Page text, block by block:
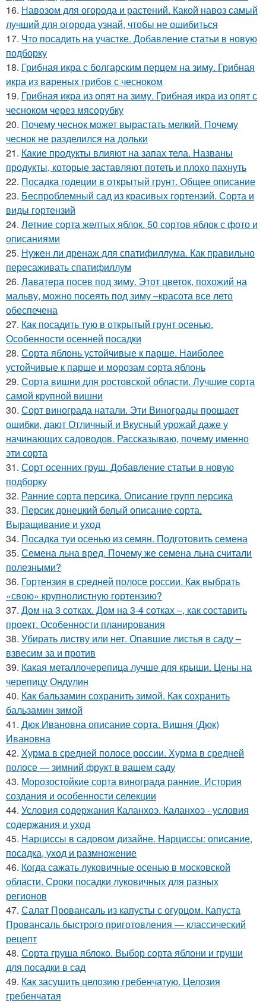
16. Навозом для огорода и растений. Какой навоз самый
лучший для огорода узнай, чтобы не ошибиться
17. Что посадить на участке. Добавление статьи в новую
подборку
18. Грибная икра с болгарским перцем на зиму. Грибная
икра из вареных грибов с чесноком
19. Грибная икра из опят на зиму. Грибная икра из опят с
чесноком через мясорубку
20. Почему чеснок может вырастать мелкий. Почему
чеснок не разделился на дольки
21. Какие продукты влияют на запах тела. Названы
продукты, которые заставляют потеть и плохо пахнуть
22. Посадка годеции в открытый грунт. Общее описание
23. Беспроблемный сад из красивых гортензий. Сорта и
виды гортензий
24. Летние сорта желтых яблок. 50 сортов яблок с фото и
описаниями
25. Нужен ли дренаж для спатифиллума. Как правильно
пересаживать спатифиллум
26. Лаватера посев под зиму. Этот цветок, похожий на
мальву, можно посеять под зиму –красота все лето
обеспечена
27. Как посадить тую в открытый грунт осенью.
Особенности осенней посадки
28. Сорта яблонь устойчивые к парше. Наиболее
устойчивые к парше и морозам сорта яблонь
29. Сорта вишни для ростовской области. Лучшие сорта
самой крупной вишни
30. Сорт винограда натали. Эти Винограды прощает
ошибки, дают Отличный и Вкусный урожай даже у
начинающих садоводов. Рассказываю, почему именно
эти сорта
31. Сорт осенних груш. Добавление статьи в новую
подборку
32. Ранние сорта персика. Описание групп персика
33. Персик донецкий белый описание сорта.
Выращивание и уход
34. Посадка туи осенью из семян. Подготовить семена
35. Семена льна вред. Почему же семена льна считали
полезными?
36. Гортензия в средней полосе россии. Как выбрать
«свою» крупнолистную гортензию?
37. Дом на 3 сотках. Дом на 3-4 сотках –, как составить
проект. Особенности планирования
38. Убирать листву или нет. Опавшие листья в саду –
взвесим за и против
39. Какая металлочерепица лучше для крыши. Цены на
черепицу Ондулин
40. Как бальзамин сохранить зимой. Как сохранить
бальзамин зимой
41. Дюк Ивановна описание сорта. Вишня (Дюк)
Ивановна
42. Хурма в средней полосе россии. Хурма в средней
полосе — зимний фрукт в вашем саду
43. Морозостойкие сорта винограда ранние. История
создания и особенности селекции
44. Условия содержания Каланхоэ. Каланхоэ - условия
содержания и уход
45. Нарциссы в садовом дизайне. Нарциссы: описание,
посадка, уход и размножение
46. Когда сажать луковичные осенью в московской
области. Сроки посадки луковичных для разных
регионов
47. Салат Провансаль из капусты с огурцом. Капуста
Провансаль быстрого приготовления — классический
рецепт
48. Сорта груша яблоко. Выбор сорта яблони и груши
для посадки в сад
49. Как засушить целозию гребенчатую. Целозия
гребенчатая